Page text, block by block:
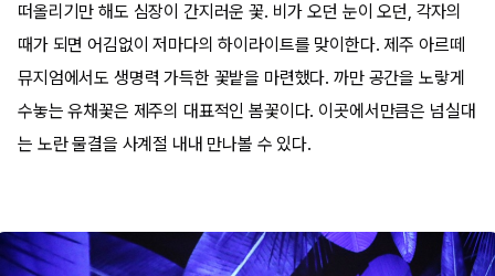
떠올리기만 해도 심장이 간지러운 꽃. 비가 오던 눈이 오던, 각자의
때가 되면 어김없이 저마다의 하이라이트를 맞이한다. 제주 아르떼
뮤지엄에서도 생명력 가득한 꽃밭을 마련했다. 까만 공간을 노랗게
수놓는 유채꽃은 제주의 대표적인 봄꽃이다. 이곳에서만큼은 넘실대
는 노란 물결을 사계절 내내 만나볼 수 있다.